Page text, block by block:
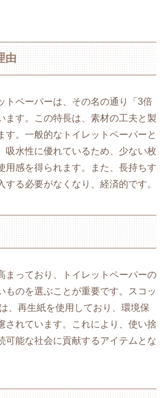
由
トペーパーは、その名の通り「3倍
ます。この特長は、素材の工夫と製
す。一般的なトイレットペーパーと
吸水性に優れているため、少ない枚
用感を得られます。また、長持ちす
する必要がなくなり、経済的です。
まっており、トイレットペーパーの
ものを選ぶことが重要です。スコッ
、再生紙を使用しており、環境保
されています。これにより、使い捨
可能な社会に貢献するアイテムとな